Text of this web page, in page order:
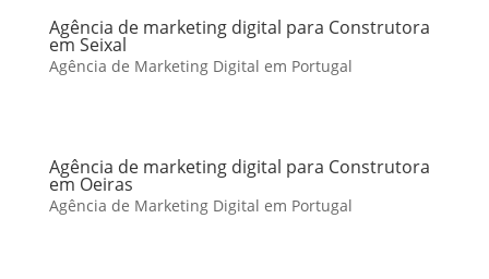
Agência de marketing digital para Construtora
em Seixal
Agência de Marketing Digital em Portugal
Agência de marketing digital para Construtora
em Oeiras
Agência de Marketing Digital em Portugal